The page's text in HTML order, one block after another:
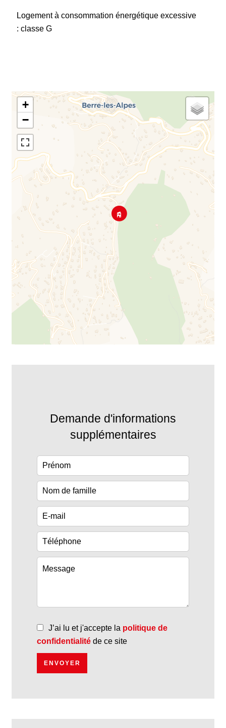
Logement à consommation énergétique excessive
: classe G
+
−
Demande d'informations
supplémentaires
J’ai lu et j'accepte la politique de
confidentialité de ce site
ENVOYER